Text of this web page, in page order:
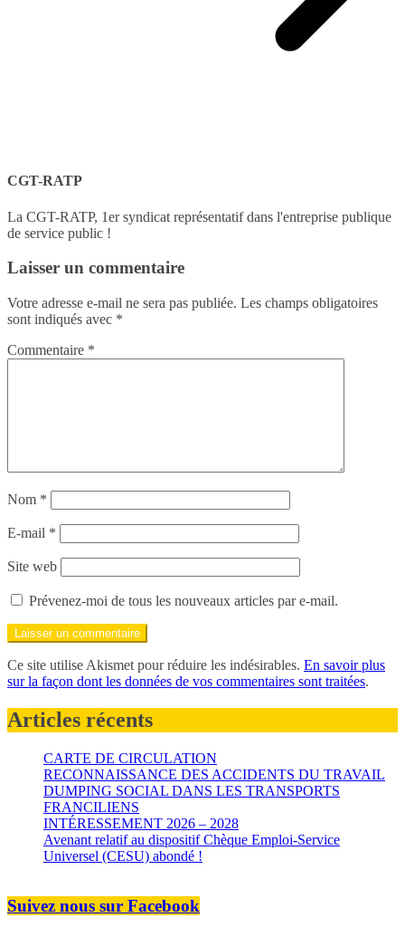
CGT-RATP
La CGT-RATP, 1er syndicat représentatif dans l'entreprise publique
de service public !
Laisser un commentaire
Votre adresse e-mail ne sera pas publiée. Les champs obligatoires
sont indiqués avec *
Commentaire *
Nom *
E-mail *
Site web
Prévenez-moi de tous les nouveaux articles par e-mail.
Ce site utilise Akismet pour réduire les indésirables. En savoir plus
sur la façon dont les données de vos commentaires sont traitées.
Articles récents
CARTE DE CIRCULATION
RECONNAISSANCE DES ACCIDENTS DU TRAVAIL
DUMPING SOCIAL DANS LES TRANSPORTS
FRANCILIENS
INTÉRESSEMENT 2026 – 2028
Avenant relatif au dispositif Chèque Emploi-Service
Universel (CESU) abondé !
Suivez nous sur Facebook